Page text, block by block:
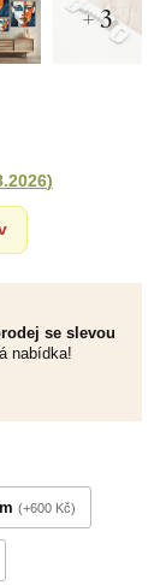
+ 3
se slevou
nabídka!
+600 Kč
)